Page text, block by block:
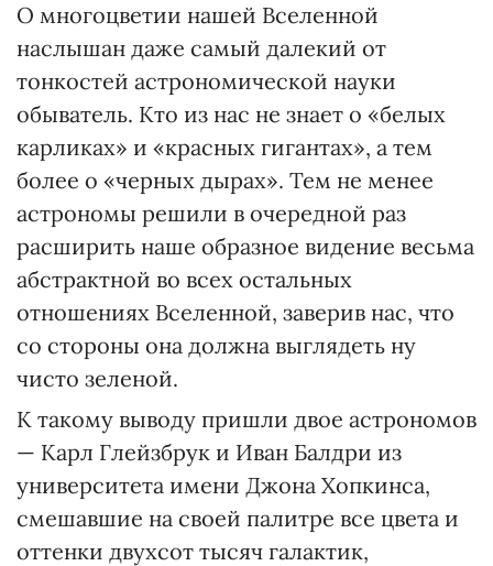
О многоцветии нашей Вселенной
наслышан даже самый далекий от
тонкостей астрономической науки
обыватель. Кто из нас не знает о «белых
карликах» и «красных гигантах», а тем
более о «черных дырах». Тем не менее
астрономы решили в очередной раз
расширить наше образное видение весьма
абстрактной во всех остальных
отношениях Вселенной, заверив нас, что
со стороны она должна выглядеть ну
чисто зеленой.
К такому выводу пришли двое астрономов
— Карл Глейзбрук и Иван Балдри из
университета имени Джона Хопкинса,
смешавшие на своей палитре все цвета и
оттенки двухсот тысяч галактик,